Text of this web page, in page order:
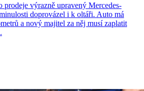
prodeje výrazně upravený Mercedes-
doprovázel i k oltáři. Auto má
a nový majitel za něj musí zaplatit